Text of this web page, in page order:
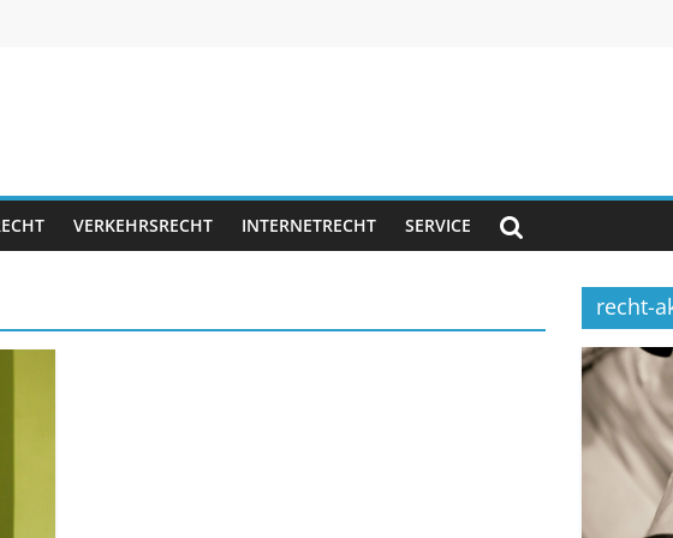
VERKEHRSRECHT INTERNETRECHT SERVICE
recht-